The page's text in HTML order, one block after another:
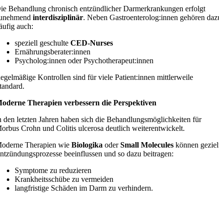
Behandlung chronisch entzündlicher Darmerkrankungen erfolgt
interdisziplinär. Neben Gastroenterolog:innen gehören
auch:
speziell geschulteCED-Nurses
Ernährungsberater:innen
Psycholog:innen oder Psychotherapeut:innen
Kontrollen sind für viele Patient:innen mittlerweile
Therapien verbessern die Perspektiven
den letzten Jahren haben sich die Behandlungsmöglichkeiten für
Crohn und Colitis ulcerosa deutlich weiterentwickelt.
Therapien wieBiologika oderSmall Molecules können
beeinflussen und so dazu beitragen:
Symptome zu reduzieren
Krankheitsschübe zu vermeiden
langfristige Schäden im Darm zu verhindern.